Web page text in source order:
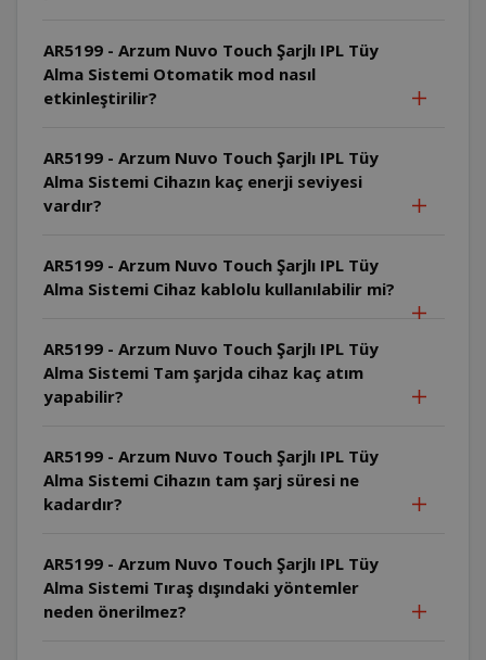
AR5199 - Arzum Nuvo Touch Şarjlı IPL Tüy
Alma Sistemi Otomatik mod nasıl
etkinleştirilir?
AR5199 - Arzum Nuvo Touch Şarjlı IPL Tüy
Alma Sistemi Cihazın kaç enerji seviyesi
vardır?
AR5199 - Arzum Nuvo Touch Şarjlı IPL Tüy
Alma Sistemi Cihaz kablolu kullanılabilir mi?
AR5199 - Arzum Nuvo Touch Şarjlı IPL Tüy
Alma Sistemi Tam şarjda cihaz kaç atım
yapabilir?
AR5199 - Arzum Nuvo Touch Şarjlı IPL Tüy
Alma Sistemi Cihazın tam şarj süresi ne
kadardır?
AR5199 - Arzum Nuvo Touch Şarjlı IPL Tüy
Alma Sistemi Tıraş dışındaki yöntemler
neden önerilmez?